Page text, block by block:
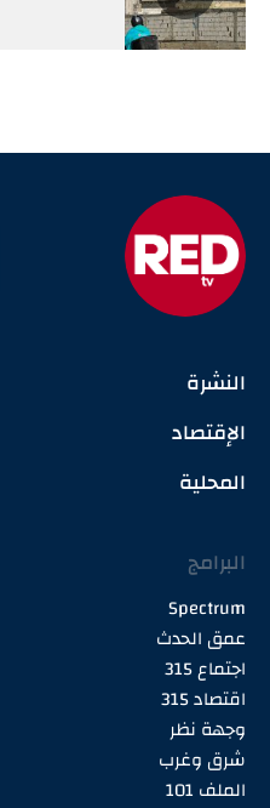
النشرة
الإقتصاد
المحلية
البرامج
Spectrum
عمق الحدث
اجتماع 315
اقتصاد 315
وجهة نظر
شرق وغرب
الملف 101